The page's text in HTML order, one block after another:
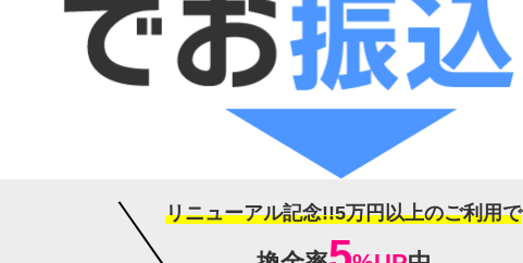
リニューアル記念!!5万円以上のご利用で